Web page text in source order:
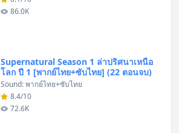
86.0K
Supernatural Season 1 ล่าปริศนาเหนือ
โลก ปี 1 [พากย์ไทย+ซับไทย] (22 ตอนจบ)
Sound: พากย์ไทย+ซับไทย
8.4/10
72.6K